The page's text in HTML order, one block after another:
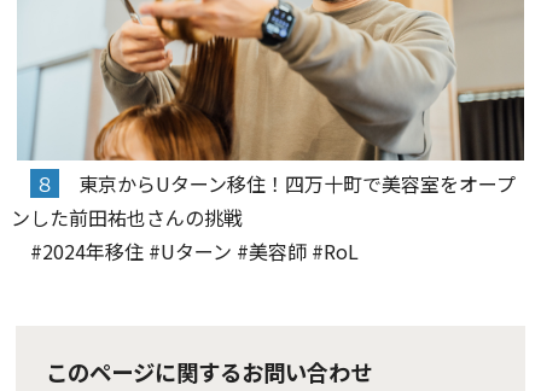
８
東京からUターン移住！四万十町で美容室をオープ
ンした前田祐也さんの挑戦
#2024年移住 #Uターン #美容師 #RoL
このページに関するお問い合わせ